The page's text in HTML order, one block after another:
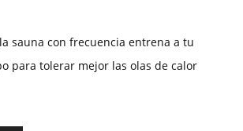
sauna con frecuencia entrena a tu
para tolerar mejor las olas de calor